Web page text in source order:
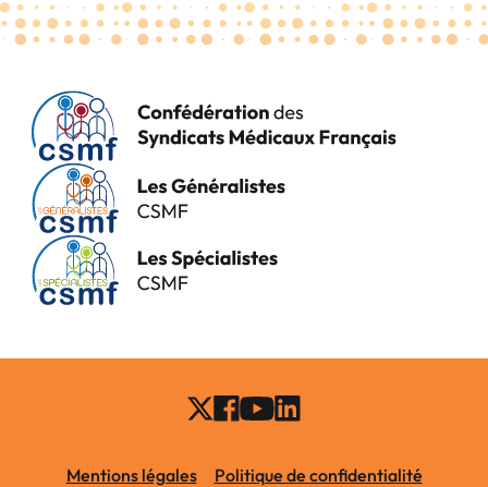
Mentions légales Politique de confidentialité